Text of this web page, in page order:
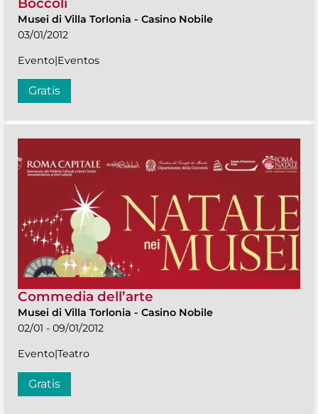
Musei di Villa Torlonia - Casino Nobile
03/01/2012
Evento|Eventos
Gratis
Commedia dell’arte
Musei di Villa Torlonia - Casino Nobile
02/01 - 09/01/2012
Evento|Teatro
Gratis